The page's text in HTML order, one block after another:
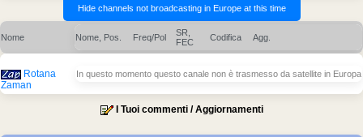
Nome Nome, Pos. Freq/Pol
SR,
FEC
Codifica Agg.
Rotana
Zaman
In questo momento questo canale non è trasmesso da satellite in Europa
I Tuoi commenti / Aggiornamenti